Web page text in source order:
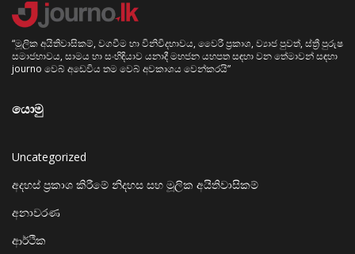
“මූලික අයිතිවාසිකම්, වගවීම හා විනිවිදභාවය, වෛරී ප්‍රකාශ, ව්‍යාජ පුවත්, ස්ත්‍රී පුරුෂ
සමාජභාවය, සාමය හා සංහිඳියාව යනාදී මහජන යහපත සඳහා වන තේමාවන් සඳහා
journo වෙබ් අඩෙවිය තම වෙබ් අවකාශය වෙන්කරයි”
යොමු
Uncategorized
අදහස් ප්‍රකාශ කිරීමේ නිදහස සහ මූලික අයිතිවාසිකම්
අනාවරණ
ආර්ථික